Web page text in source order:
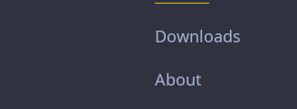
Downloads
About